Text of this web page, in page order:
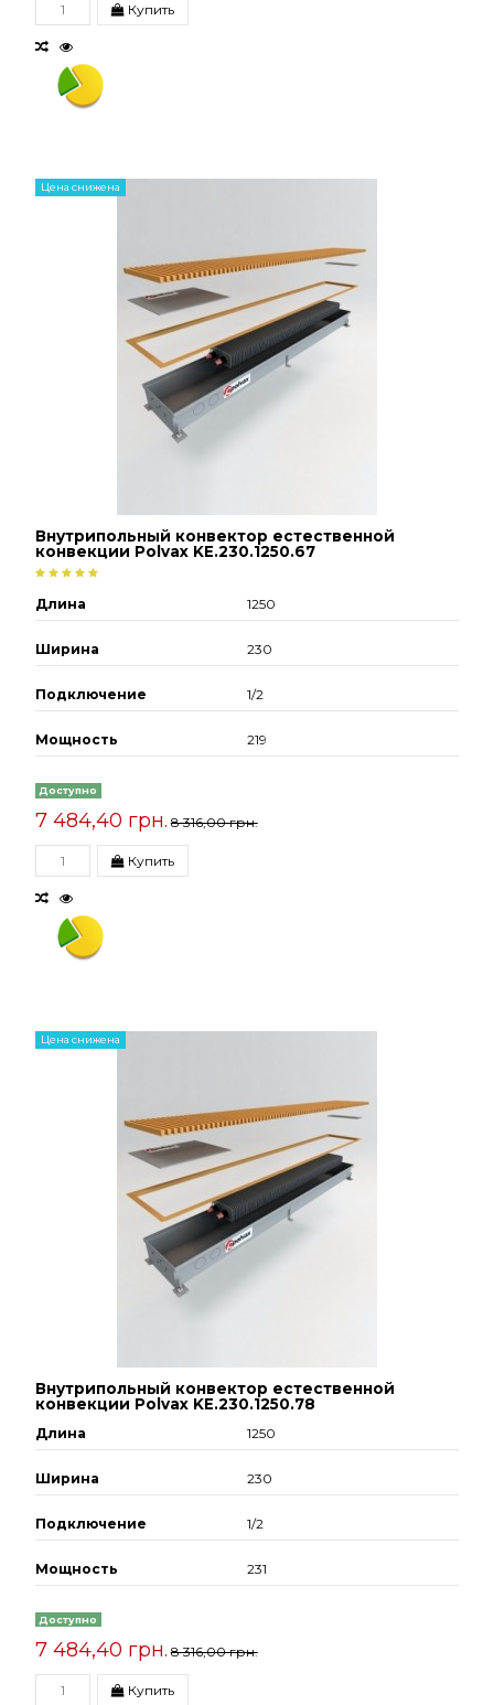
Купить
Цена снижена
Внутрипольный конвектор естественной
конвекции Polvax KE.230.1250.67
Длина 1250
Ширина 230
Подключение 1/2
Мощность 219
Доступно
7 484,40 грн. 8 316,00 грн.
Купить
Цена снижена
Внутрипольный конвектор естественной
конвекции Polvax KE.230.1250.78
Длина 1250
Ширина 230
Подключение 1/2
Мощность 231
Доступно
7 484,40 грн. 8 316,00 грн.
Купить